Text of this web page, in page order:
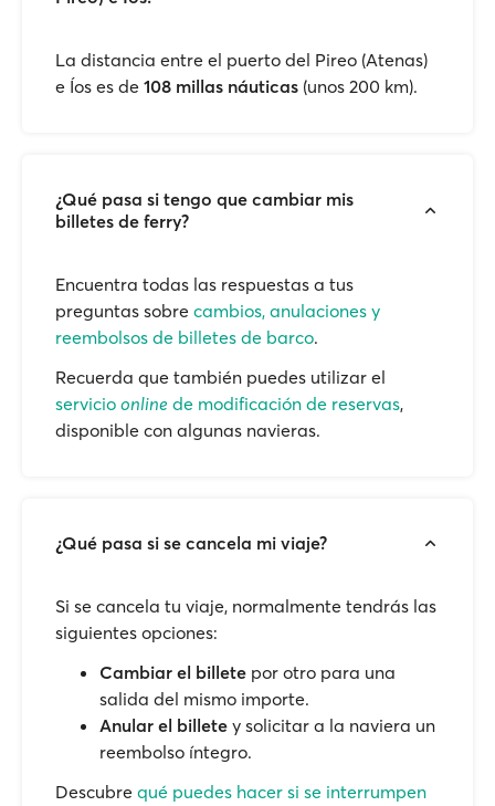
La distancia entre el puerto del Pireo (Atenas)
e Íos es de 108 millas náuticas (unos 200 km).
¿Qué pasa si tengo que cambiar mis
billetes de ferry?
Encuentra todas las respuestas a tus
preguntas sobre cambios, anulaciones y
reembolsos de billetes de barco.
Recuerda que también puedes utilizar el
servicio online de modificación de reservas,
disponible con algunas navieras.
¿Qué pasa si se cancela mi viaje?
Si se cancela tu viaje, normalmente tendrás las
siguientes opciones:
Cambiar el billete por otro para una
salida del mismo importe.
Anular el billete y solicitar a la naviera un
reembolso íntegro.
Descubre qué puedes hacer si se interrumpen